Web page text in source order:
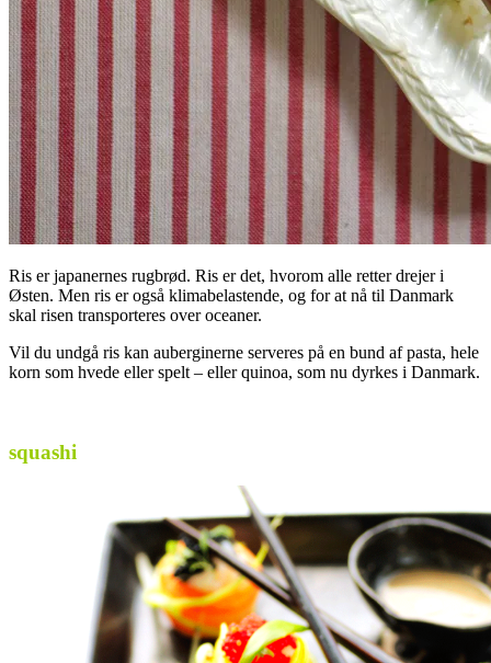
Ris er japanernes rugbrød. Ris er det, hvorom alle retter drejer i
Østen. Men ris er også klimabelastende, og for at nå til Danmark
skal risen transporteres over oceaner.
Vil du undgå ris kan auberginerne serveres på en bund af pasta, hele
korn som hvede eller spelt – eller quinoa, som nu dyrkes i Danmark.
squashi